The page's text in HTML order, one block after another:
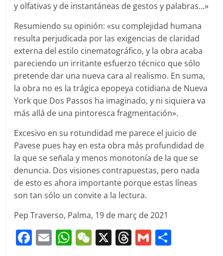
y olfativas y de instantáneas de gestos y palabras…»
Resumiendo su opinión: «su complejidad humana
resulta perjudicada por las exigencias de claridad
externa del estilo cinematográfico, y la obra acaba
pareciendo un irritante esfuerzo técnico que sólo
pretende dar una nueva cara al realismo. En suma,
la obra no es la trágica epopeya cotidiana de Nueva
York que Dos Passos ha imaginado, y ni siquiera va
más allá de una pintoresca fragmentación».
Excesivo en su rotundidad me parece el juicio de
Pavese pues hay en esta obra más profundidad de
la que se señala y menos monotonía de la que se
denuncia. Dos visiones contrapuestas, pero nada
de esto es ahora importante porque estas líneas
son tan sólo un convite a la lectura.
Pep Traverso, Palma, 19 de març de 2021
F E W W X T G